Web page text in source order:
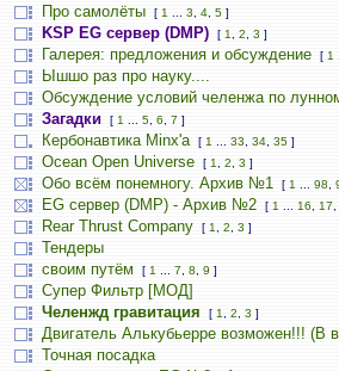
Про самолёты [ 1 3 4 5 ]
KSP EG сервер (DMP) [ 1 2 3 ]
Галерея: предложения и обсуждение [ 1
Ышшо раз про науку....
Обсуждение условий челенжа по
Загадки [ 1 5 6 7 ]
Кербонавтика Minx'a [ 1 33 34 35 ]
Ocean Open Universe [ 1 2 3 ]
Обо всём понемногу. Архив №1 [ 1 98
EG сервер (DMP) - Архив №2 [ 1 16 17
Rear Thrust Company [ 1 2 3 ]
Тендеры
своим путём
[ 1 7 8 9 ]
Супер Фильтр [МОД]
Челенжд гравитация
[ 1 2 3 ]
Двигатель Алькубьерре возможен!!! (В
Точная посадка